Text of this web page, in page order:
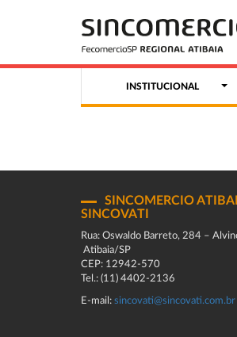
INSTITUCIONAL
SINCOMERCIO
SINCOVATI
Rua: Oswaldo Barreto, 284 –
Atibaia/SP
CEP: 12942-570
Tel.: (11) 4402-2136
E-mail: sincovati@sincovati.com.br